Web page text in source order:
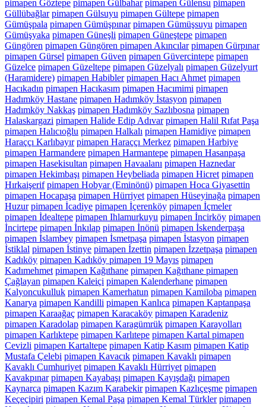
pimapen Göztepe pimapen Gülbahar pimapen Gülensu pimapen
Güllübağlar pimapen Gülsuyu pimapen Gültepe pimapen
Gümüşpala pimapen Gümüşpınar pimapen Gümüşsuyu pimapen
Gümüşyaka pimapen Güneşli pimapen Güneştepe pimapen
Güngören pimapen Güngören pimapen Akıncılar pimapen Gürpınar
pimapen Gürsel pimapen Güven pimapen Güvercintepe pimapen
Güzelce pimapen Güzeltepe pimapen Güzelyalı pimapen Güzelyurt
(Haramidere) pimapen Habibler pimapen Hacı Ahmet pimapen
Hacıkadın pimapen Hacıkasım pimapen Hacımimi pimapen
Hadımköy Hastane pimapen Hadımköy İstasyon pimapen
Hadımköy Nakkaş pimapen Hadımköy Sazlıbosna pimapen
Halaskargazi pimapen Halide Edip Adıvar pimapen Halil Rıfat Paşa
pimapen Halıcıoğlu pimapen Halkalı pimapen Hamidiye pimapen
Haraççı Karlıbayır pimapen Haraççı Merkez pimapen Harbiye
pimapen Harmandere pimapen Harmantepe pimapen Hasanpaşa
pimapen Hasekisultan pimapen Havaalanı pimapen Haznedar
pimapen Hekimbaşı pimapen Heybeliada pimapen Hicret pimapen
Hırkaişerif pimapen Hobyar (Eminönü) pimapen Hoca Giyasettin
pimapen Hocapaşa pimapen Hürriyet pimapen Hüseyinağa pimapen
Huzur pimapen İcadiye pimapen İçerenköy pimapen İçmeler
pimapen İdealtepe pimapen Ihlamurkuyu pimapen İncirköy pimapen
İncirtepe pimapen İnkılap pimapen İnönü pimapen İskenderpaşa
pimapen İslambey pimapen İsmetpaşa pimapen İstasyon pimapen
İstiklal pimapen İstinye pimapen İzettin pimapen İzzetpaşa pimapen
Kadıköy pimapen Kadıköy pimapen 19 Mayıs pimapen
Kadımehmet pimapen Kağıthane pimapen Kağıthane pimapen
Çağlayan pimapen Kaleiçi pimapen Kalenderhane pimapen
Kalyoncukulluk pimapen Kamerhatun pimapen Kamiloba pimapen
Kanarya pimapen Kandilli pimapen Kanlıca pimapen Kaptanpaşa
pimapen Karaağaç pimapen Karacaköy pimapen Karadeniz
pimapen Karadolap pimapen Karagümrük pimapen Karayolları
pimapen Karlıktepe pimapen Karlıtepe pimapen Kartal pimapen
Cevizli pimapen Kartaltepe pimapen Katip Kasım pimapen Katip
Mustafa Çelebi pimapen Kavacık pimapen Kavaklı pimapen
Kavaklı Cumhuriyet pimapen Kavaklı Hürriyet pimapen
Kavakpınar pimapen Kayabaşı pimapen Kayışdağı pimapen
Kaynarca pimapen Kazım Karabekir pimapen Kazlıçeşme pimapen
Keçeçipiri pimapen Kemal Paşa pimapen Kemal Türkler pimapen